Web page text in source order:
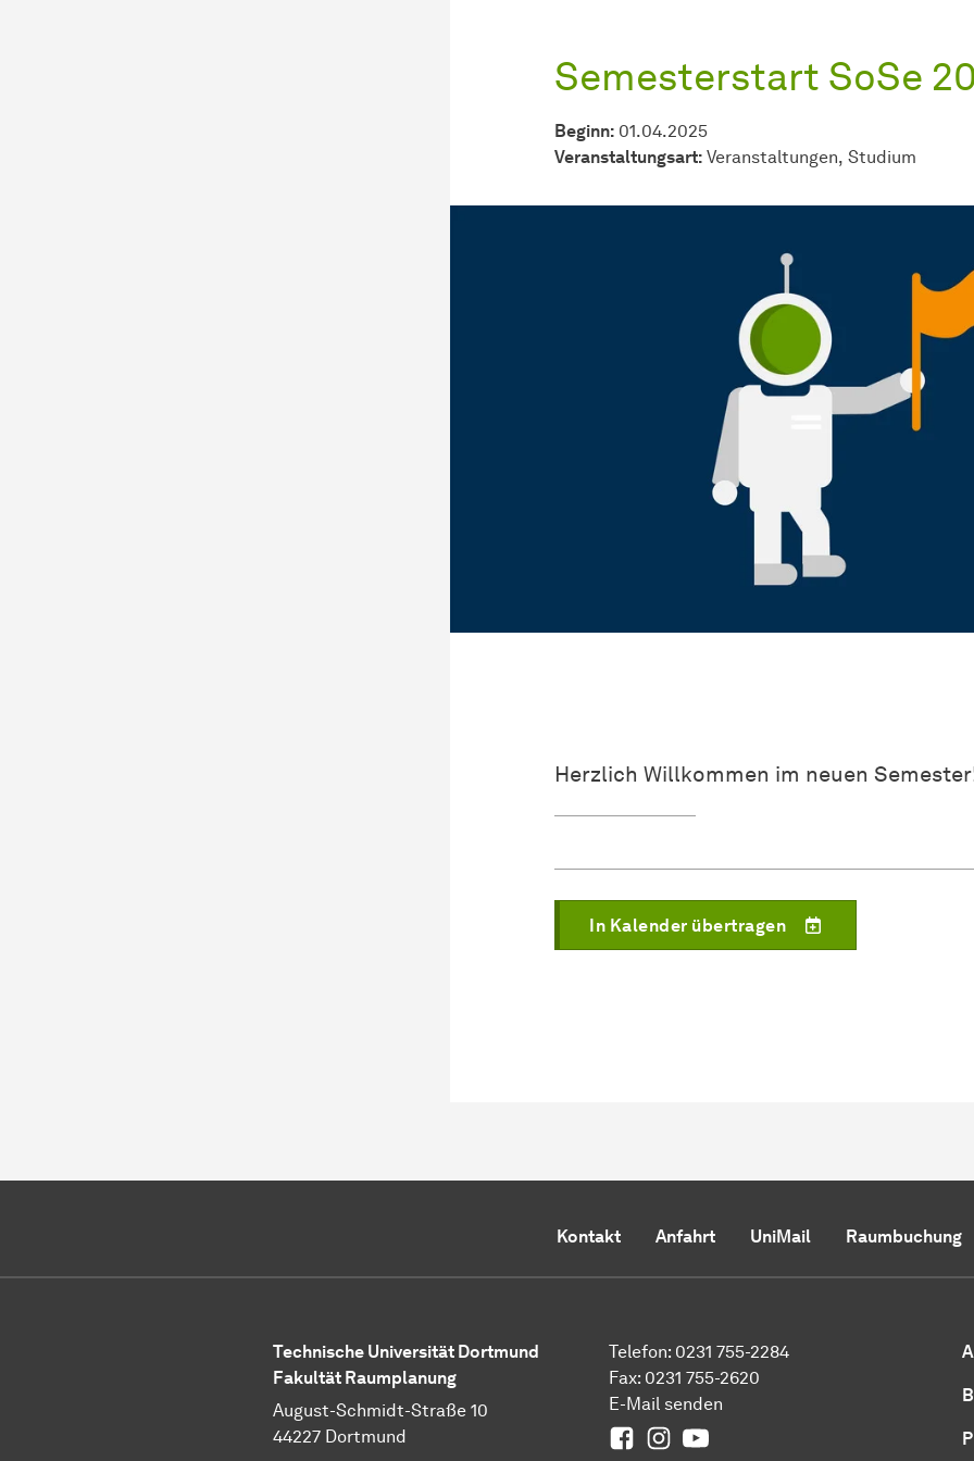
Semesterstart SoSe
Beginn: 01.04.2025
Veran­stal­tungs­art: Ver­an­stal­tun­gen Studium
Herzlich Willkommen im neuen
In Kalender übertragen
Kontakt Anfahrt UniMail Raumbuchung
Technische Universität Dortmund
Fakultät Raumplanung
August-Schmidt-Straße 10
44227 Dortmund
Telefon: 0231 755-2284
Fax: 0231 755-2620
E-Mail senden
FacebookInstagram
Youtube